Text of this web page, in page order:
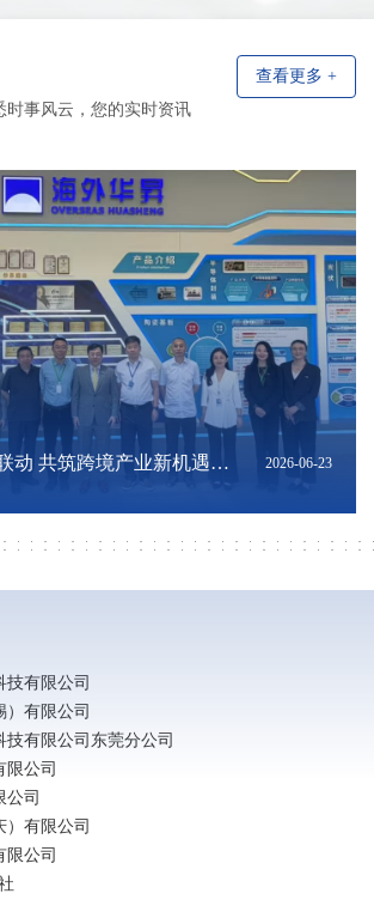
时事风云，您的实时资讯
查看更多 +
扎根大连沃土｜陈将俊总
周”科技成果转化直通车·技
接会
2026-08-01
！海外华昇展现国产高端
2026-06-25
在世界舞台“抢麦”！》转
2026-06-25
南亚｜陈将俊总经理出席
系列配套活动
2026-06-25
动 共筑跨境产业新机遇｜
2026-06-23
而上 大连加快推动现代化
2026-06-22
高质量成长背后》转发
2026-06-19
中国经济新轨迹中寻找大
2026-06-18
何进入高峰？机构拆解：
台放量是主因》转发自《今
2026-06-18
生产力：海外华昇以高端
2026-06-14
建平安企业｜消防安全知
2026-06-01
爱 | 海外华昇马拉松圆满
2026-05-31
建平安企业｜消防安全知
2026-05-31
下，MLCC迎来新一轮上
2026-05-31
席大连理工大学校友企业
2026-05-24
知行并进强素养 大连民族
2026-05-22
金普新区制造业智改数转
2026-05-15
险点及应急对应 2026-04-29
五五” 规划专题报告会 锚
2026-04-28
年信维通信 “优秀供应
2026-04-27
席第四届中国（安徽）科
2026-04-27
瓷电容器及材料大会暨中
协会公众号
2026-04-26
年MLCC行业年会 以高
2026-04-24
浆料行业智能无人化工厂
2026-04-13
研究中心副主任金峰一行
2026-04-08
季校园招聘全面启动 2026-03-19
来｜海外华昇社招进行时 2026-03-19
金融赋能启新程 —— 民
2026-03-18
人才赋能启新程 2026-03-11
》报道：总书记指明了方
2026-03-09
华｜海外华昇庆祝三八国
2026-03-06
行行长陈斌一行莅临大连
研 深化产融合作共促高质
2026-03-06
》 报道：紧闭的大门内他
2026-03-04
业防静电措施 2026-03-03
惠州宝顺美达成深度战略
子材料全链条生态 夯实关
控根基
2026-03-01
海外华昇深化产融协同 共
2026-03-01
》报道：记者采访吃“闭门
2026-02-21
海外华昇2025年工作总结
2026-02-11
领导一行走访慰问海外华
2026-02-11
加2026“资本市场辽宁
2026-02-09
技有限公司
有限公司
有限公司东莞分公司
公司
公司
有限公司
公司